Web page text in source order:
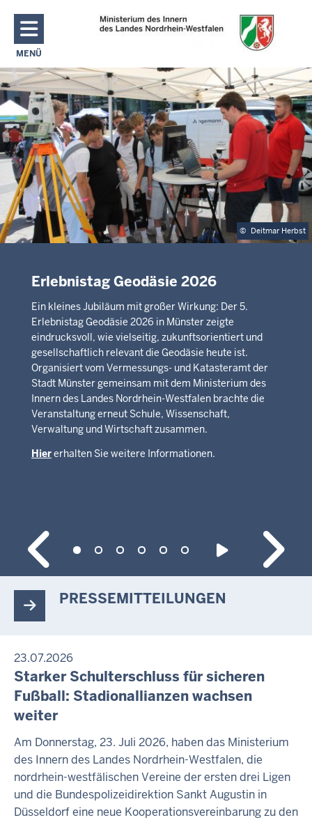
Direkt zum Inhalt
MENÜ
NAVIGATION AKTIVIEREN/DEAKTIVIEREN: MAIN MENU
© Deitmar Herbst
Erlebnistag Geodäsie 2026
Ein kleines Jubiläum mit großer Wirkung: Der 5.
Erlebnistag Geodäsie 2026 in Münster zeigte
eindrucksvoll, wie vielseitig, zukunftsorientiert und
gesellschaftlich relevant die Geodäsie heute ist.
Organisiert vom Vermessungs- und Katasteramt der
Stadt Münster gemeinsam mit dem Ministerium des
Innern des Landes Nordrhein-Westfalen brachte die
Veranstaltung erneut Schule, Wissenschaft,
Verwaltung und Wirtschaft zusammen.
Hiererhalten Sie weitere Informationen.
PRESSEMITTEILUNGEN
23.07.2026
Starker Schulterschluss für sicheren
Fußball: Stadionallianzen wachsen
weiter
Am Donnerstag, 23. Juli 2026, haben das Ministerium
des Innern des Landes Nordrhein-Westfalen, die
nordrhein-westfälischen Vereine der ersten drei Ligen
und die Bundespolizeidirektion Sankt Augustin in
Düsseldorf eine neue Kooperationsvereinbarung zu den